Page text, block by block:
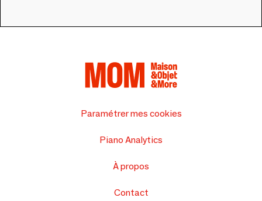
Paramétrer mes cookies
Piano Analytics
À propos
Contact